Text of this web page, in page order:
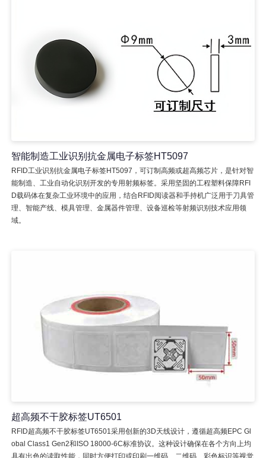
智能制造工业识别抗金属电子标签HT5097
RFID工业识别抗金属电子标签HT5097，可订制高频或超高频芯片，是针对智
能制造、工业自动化识别开发的专用射频标签。采用坚固的工程塑料保障RFI
D载码体在复杂工业环境中的应用，结合RFID阅读器和手持机广泛用于刀具管
理、智能产线、模具管理、金属器件管理、设备巡检等射频识别技术应用领
域。
超高频不干胶标签UT6501
RFID超高频不干胶标签UT6501采用创新的3D天线设计，遵循超高频EPC Gl
obal Class1 Gen2和ISO 18000-6C标准协议。这种设计确保在各个方向上均
具有出色的读取性能，同时方便打印或印刷一维码、二维码、彩色标识等视觉